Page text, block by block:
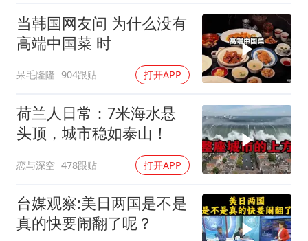
当韩国网友问 为什么没有
高端中国菜 时
呆毛隆隆 904跟贴 打开APP
荷兰人日常：7米海水悬
头顶，城市稳如泰山！
恋与深空 478跟贴 打开APP
台媒观察:美日两国是不是
真的快要闹翻了呢？